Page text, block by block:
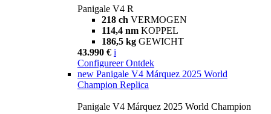
Panigale V4 R
218 ch VERMOGEN
114,4 nm KOPPEL
186,5 kg GEWICHT
43.990 € i
Configureer Ontdek
new Panigale V4 Márquez 2025 World
Champion Replica
Panigale V4 Márquez 2025 World Champion